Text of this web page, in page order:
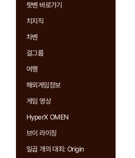
팟벤 바로가기
치지직
차벤
걸그룹
여행
해외게임정보
게임 영상
HyperX OMEN
브이 라이징
일곱 개의 대죄: Origin